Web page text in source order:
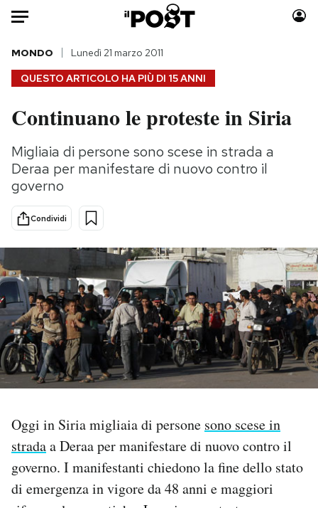
Auto
HOME
Italia
Politica
Tecnologia
Scienza
Economia
Sport
Moda
Consumismi
Altrecose
Mondiali calcio 2026
PODCAST
I MIEI PREFERITI
SHOP
QUESTO ARTICOLO HA PIÙ DI 15 ANNI
MONDO Lunedì 21 marzo 2011
Continuano le proteste in Siria
Migliaia di persone sono scese in strada a
Deraa per manifestare di nuovo contro il
governo
Condividi
Oggi in Siria migliaia di persone sono scese in
stradaa Deraa per manifestare di nuovo contro il
governo. I manifestanti chiedono la fine dello stato
di emergenza in vigore da 48 anni e maggiori